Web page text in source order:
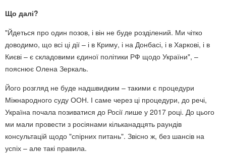
Що далі?
"Йдеться про один позов, і він не буде розділений. Ми чітко
доводимо, що всі ці дії – і в Криму, і на Донбасі, і в Харкові, і в
Києві – є складовими єдиної політики РФ щодо України", –
пояснює Олена Зеркаль.
Його розгляд не буде надшвидким – такими є процедури
Міжнародного суду ООН. І саме через ці процедури, до речі,
Україна почала позиватися до Росії лише у 2017 році. До цього
ми мали провести з росіянами кільканадцять раундів
консультацій щодо "спірних питань". Звісно ж, без шансів на
успіх – але такі правила.